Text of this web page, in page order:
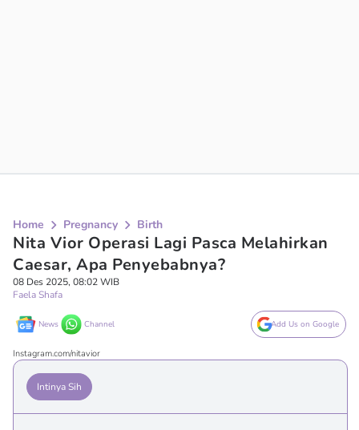
Home Pregnancy Birth
Nita Vior Operasi Lagi Pasca Melahirkan
Caesar, Apa Penyebabnya?
08 Des 2025, 08:02 WIB
Faela Shafa
News Channel Add Us on Google
Instagram.com/nitavior
Intinya Sih